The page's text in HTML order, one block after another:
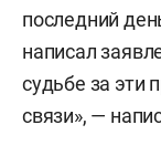
последний
написал
судьбе за эти
связи», —